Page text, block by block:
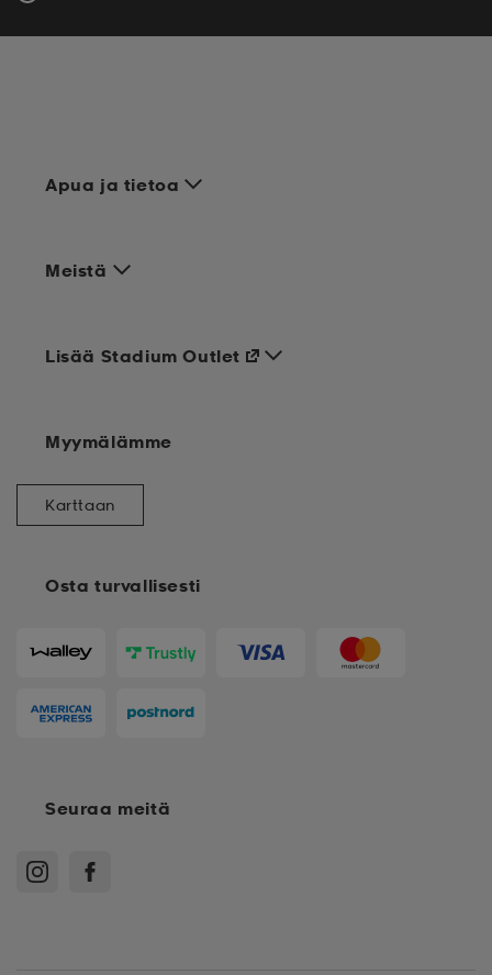
Apua ja tietoa
Meistä
Osta turvallisesti
Lisää Stadium Outlet
Myymälämme
Karttaan
Seuraa meitä